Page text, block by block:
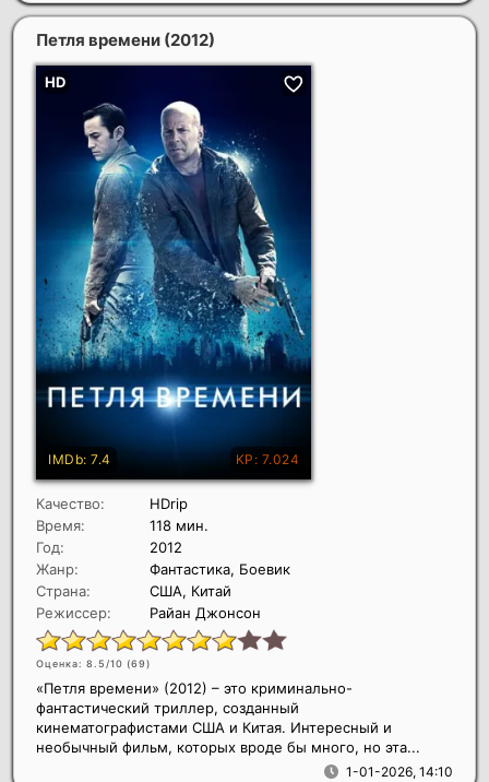
Петля времени (2012)
Качество:
HDrip
Время:
118 мин.
Год:
2012
Жанр:
Фантастика, Боевик
Страна:
США, Китай
Режиссер:
Райан Джонсон
Оценка: 8.5/10 (69)
1-01-2026, 14:10
«Петля времени» (2012) – это криминально-
фантастический триллер, созданный
кинематографистами США и Китая. Интересный и
необычный фильм, которых вроде бы много, но эта...